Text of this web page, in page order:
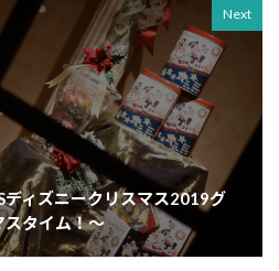
Next
ディズニークリスマス2019グ
スタイム！～